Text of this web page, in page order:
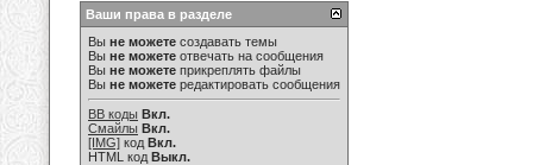
Ваши права в разделе
Вы не можете создавать темы
Вы не можете отвечать на сообщения
Вы не можете прикреплять файлы
Вы не можете редактировать сообщения
BB коды Вкл.
Смайлы Вкл.
[IMG] код Вкл.
HTML код Выкл.